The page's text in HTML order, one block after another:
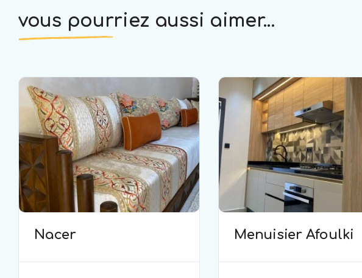
vous pourriez aussi aimer...
Nacer Menuisier Afoulki